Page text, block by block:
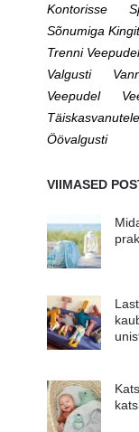
Kontorisse
Sõnumiga
Trenni Veepudel
Valgusti
Veepudel
Täiskasvanutele
Öövalgusti
VIIMASED